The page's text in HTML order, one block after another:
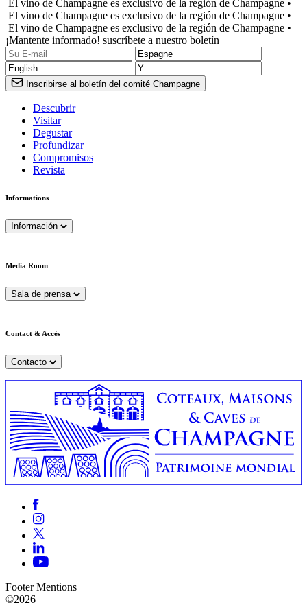
El vino de Champagne es exclusivo de la región de Champagne •
El vino de Champagne es exclusivo de la región de Champagne •
El vino de Champagne es exclusivo de la región de Champagne •
¡Mantente informado! suscríbete a nuestro boletín
Inscribirse al boletín del comité Champagne
Descubrir
Visitar
Degustar
Profundizar
Compromisos
Revista
Informations
Información
Media Room
Sala de prensa
Contact & Accès
Contacto
Footer Mentions
©2026